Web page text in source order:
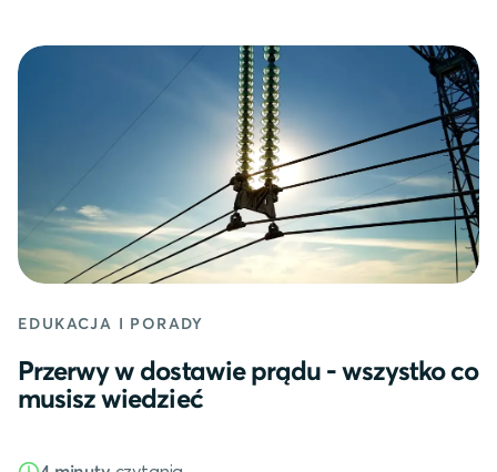
EDUKACJA I PORADY
Przerwy w dostawie prądu - wszystko co
musisz wiedzieć